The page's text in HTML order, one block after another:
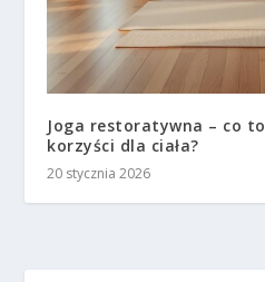
Joga restoratywna – co
korzyści dla ciała?
20 stycznia 2026